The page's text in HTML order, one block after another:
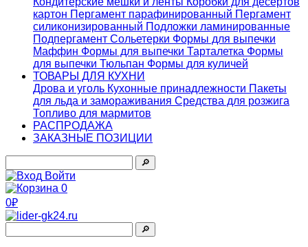
картон Пергамент парафинированный Пергамент
силиконизированный Подложки ламинированные
Подпергамент Сольетерки Формы для выпечки
Маффин Формы для выпечки Тарталетка Формы
для выпечки Тюльпан Формы для куличей
ТОВАРЫ ДЛЯ КУХНИ
Дрова и уголь Кухонные принадлежности Пакеты
для льда и замораживания Средства для розжига
Топливо для мармитов
РАСПРОДАЖА
ЗАКАЗНЫЕ ПОЗИЦИИ
🔎︎
Войти
0
0₽
🔎︎